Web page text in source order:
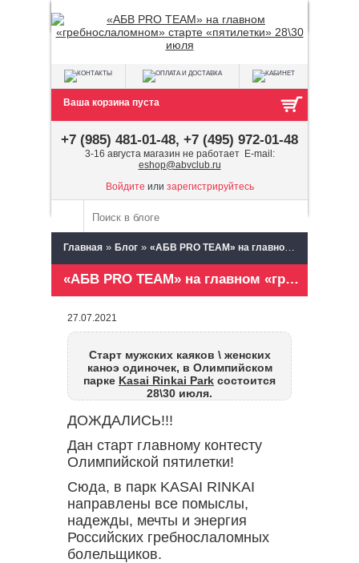
Ваша корзина пуста
+7 (985) 481-01-48, +7 (495) 972-01-48
3-16 августа магазин не работает E-mail:
eshop@abvclub.ru
Войдите или зарегистрируйтесь
Главная » Блог » «АБВ PRO TEAM» на главном «гребнослаломном» старте «пятилетки» 28\30 июля
«АБВ PRO TEAM» на главном «гребнослаломном» старте «пятилетки» 28\30 июля
27.07.2021
Старт мужских каяков \ женских
каноэ одиночек, в Олимпийском
парке Kasai Rinkai Park состоится
28\30 июля.
ДОЖДАЛИСЬ!!!
Дан старт главному контесту
Олимпийской пятилетки!
Сюда, в парк KASAI RINKAI
направлены все помыслы,
надежды, мечты и энергия
Российских гребнослаломных
болельщиков.